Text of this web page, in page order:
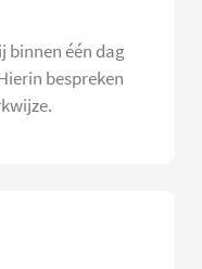
binnen één dag
bespreken